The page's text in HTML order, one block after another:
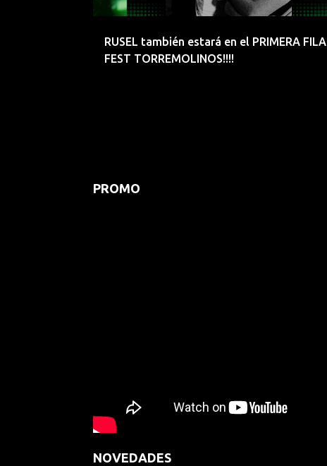
RUSEL también estará en el PRIMERA FILA
FEST TORREMOLINOS!!!!
PROMO
NOVEDADES